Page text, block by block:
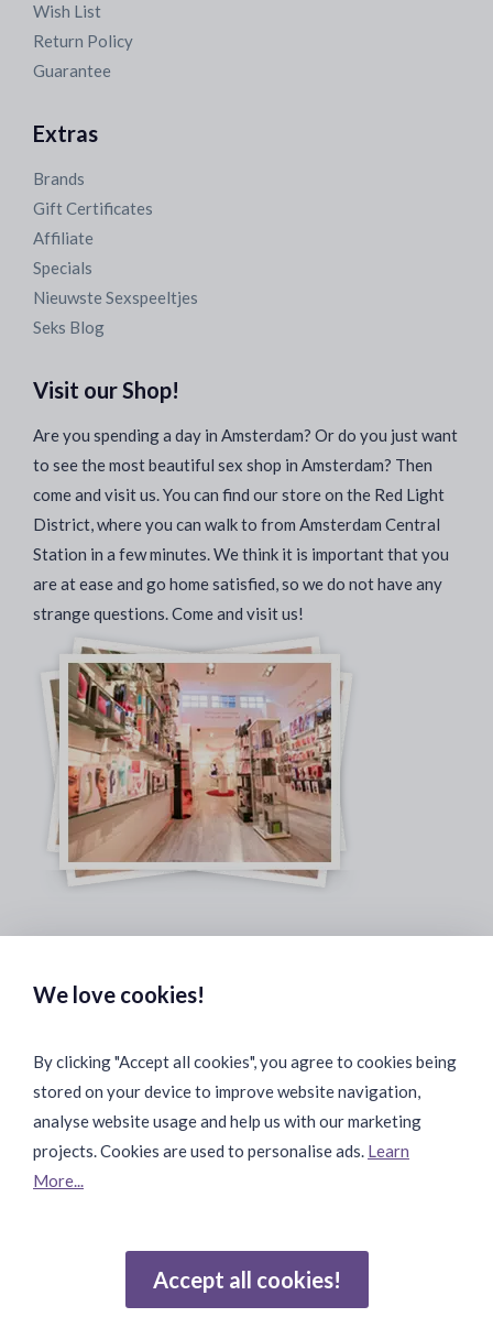
Wish List
Return Policy
Guarantee
Extras
Brands
Gift Certificates
Affiliate
Specials
Nieuwste Sexspeeltjes
Seks Blog
Visit our Shop!
Are you spending a day in Amsterdam? Or do you just want
to see the most beautiful sex shop in Amsterdam? Then
come and visit us. You can find our store on the Red Light
District, where you can walk to from Amsterdam Central
Station in a few minutes. We think it is important that you
are at ease and go home satisfied, so we do not have any
strange questions. Come and visit us!
Fast & Safe Shipping:
We love cookies!
By clicking "Accept all cookies", you agree to cookies being
stored on your device to improve website navigation,
analyse website usage and help us with our marketing
projects. Cookies are used to personalise ads. Learn
More...
Accept all cookies!